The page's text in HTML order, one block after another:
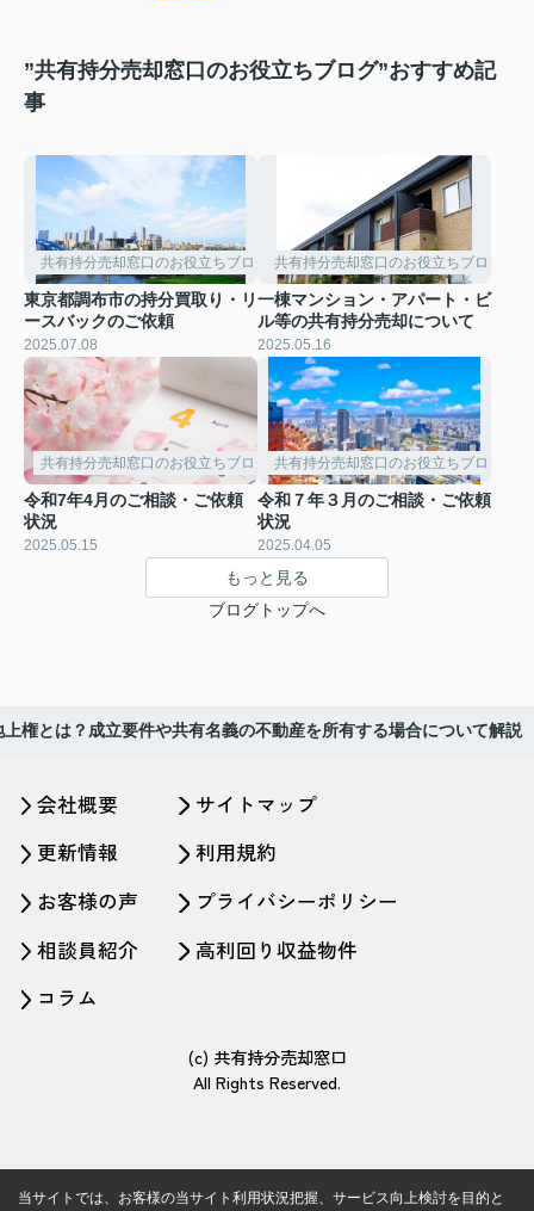
”共有持分売却窓口のお役立ちブログ”おすすめ記
事
共有持分売却窓口のお役立ちブログ
東京都調布市の持分買取り・リ
ースバックのご依頼
2025.07.08
共有持分売却窓口のお役立ちブログ
一棟マンション・アパート・ビ
ル等の共有持分売却について
2025.05.16
共有持分売却窓口のお役立ちブログ
令和7年4月のご相談・ご依頼
状況
2025.05.15
共有持分売却窓口のお役立ちブログ
令和７年３月のご相談・ご依頼
状況
2025.04.05
もっと見る
ブログトップへ
上権とは？成立要件や共有名義の不動産を所有する場合について解説
会社概要
更新情報
お客様の声
相談員紹介
コラム
サイトマップ
利用規約
プライバシーポリシー
高利回り収益物件
(c) 共有持分売却窓口
All Rights Reserved.
当サイトでは、お客様の当サイト利用状況把握、サービス向上検討を目的と